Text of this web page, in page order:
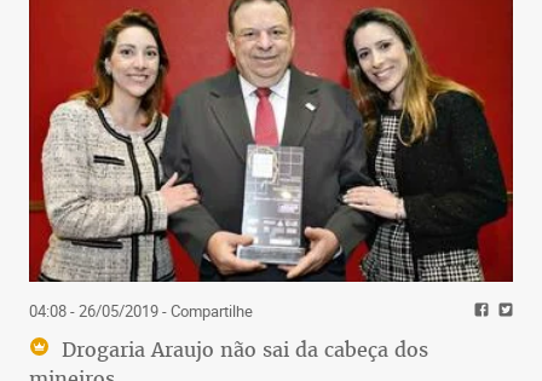
04:08 - 26/05/2019- Compartilhe
Drogaria Araujo não sai da cabeça dos